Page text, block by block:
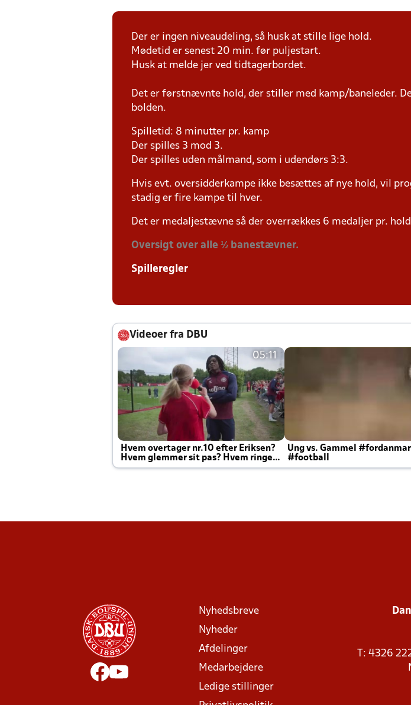
Der er ingen niveaudeling, så husk at stille lige hold.
Mødetid er senest 20 min. før puljestart.
Husk at melde jer ved tidtagerbordet.
Det er førstnævnte hold, der stiller med kamp/baneleder.
bolden.
Spilletid: 8 minutter pr. kamp
Der spilles 3 mod 3.
Der spilles uden målmand, som i udendørs 3:3.
Hvis evt. oversidderkampe ikke besættes af nye hold, vil
stadig er fire kampe til hver.
Det er medaljestævne så der overrækkes 6 medaljer pr.
Oversigt over alle ½ banestævner.
Spilleregler
Videoer fra DBU
05:11
Hvem overtager nr.10 efter Eriksen?
Hvem glemmer sit pas? Hvem ringer
Joachim altid til efter kampe?
Ung vs. Gammel
#football
Nyhedsbreve
Nyheder
Afdelinger
Medarbejdere
Ledige stillinger
T: 4326